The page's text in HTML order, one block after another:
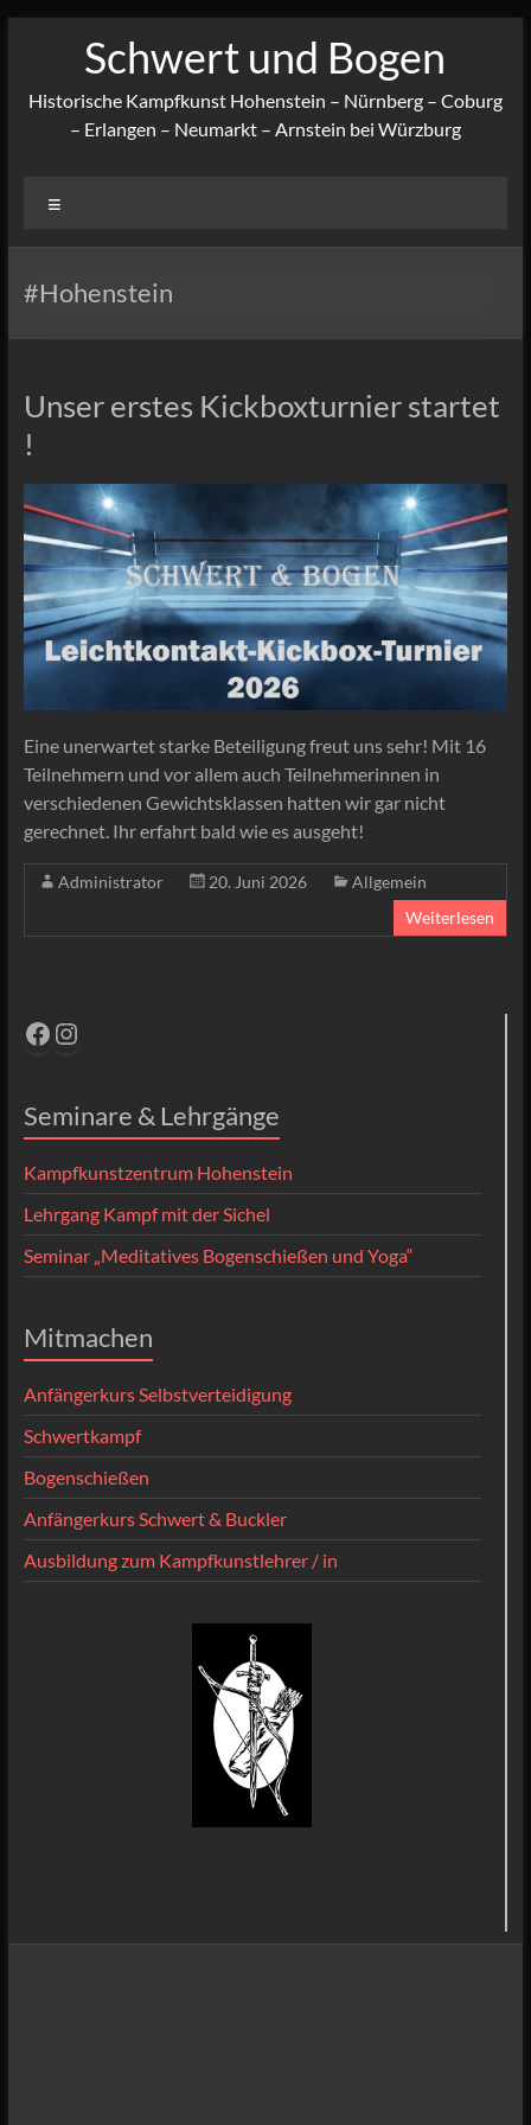
Schwert und Bogen
Historische Kampfkunst Hohenstein – Nürnberg – Coburg
– Erlangen – Neumarkt – Arnstein bei Würzburg
#Hohenstein
Unser erstes Kickboxturnier startet
!
Eine unerwartet starke Beteiligung freut uns sehr! Mit 16
Teilnehmern und vor allem auch Teilnehmerinnen in
verschiedenen Gewichtsklassen hatten wir gar nicht
gerechnet. Ihr erfahrt bald wie es ausgeht!
Administrator 20. Juni 2026
Allgemein
Weiterlesen
Facebook
Instagram
Seminare & Lehrgänge
Kampfkunstzentrum Hohenstein
Lehrgang Kampf mit der Sichel
Seminar „Meditatives Bogenschießen und Yoga“
Mitmachen
Anfängerkurs Selbstverteidigung
Schwertkampf
Bogenschießen
Anfängerkurs Schwert & Buckler
Ausbildung zum Kampfkunstlehrer / in